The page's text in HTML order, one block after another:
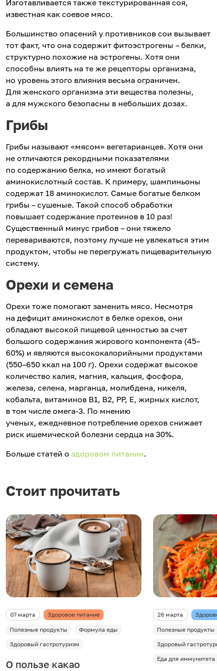
Изготавливается также текстурированная соя,
известная как соевое мясо.
Большинство опасений у противников сои вызывает
тот факт, что она содержит фитоэстрогены – белки,
структурно похожие на эстрогены. Хотя они
способны влиять на те же рецепторы организма,
но уровень этого влияния весьма ограничен.
Для женского организма эти вещества полезны,
а для мужского безопасны в небольших дозах.
Грибы
Грибы называют «мясом» вегетарианцев. Хотя они
не отличаются рекордными показателями
по содержанию белка, но имеют богатый
аминокислотный состав. К примеру, шампиньоны
содержат 18 аминокислот. Самые богатые белком
грибы – сушеные. Такой способ обработки
повышает содержание протеинов в 10 раз!
Существенный минус грибов – они тяжело
перевариваются, поэтому лучше не увлекаться этим
продуктом, чтобы не перегружать пищеварительную
систему.
Орехи и семена
Орехи тоже помогают заменить мясо. Несмотря
на дефицит аминокислот в белке орехов, они
обладают высокой пищевой ценностью за счет
большого содержания жирового компонента (45–
60%) и являются высококалорийными продуктами
(550–650 ккал на 100 г). Орехи содержат высокое
количество калия, магния, кальция, фосфора,
железа, селена, марганца, молибдена, никеля,
кобальта, витаминов В1, В2, РР, Е, жирных кислот,
в том числе омега-3. По мнению
ученых, ежедневное потребление орехов снижает
риск ишемической болезни сердца на 30%.
Больше статей о здоровом питании.
Стоит прочитать
07 марта Здоровое питание
Полезные продукты
Формула еды
Здоровый гастротуризм
О пользе какао
26 марта
Полезные продукты
Здоровый
Еда для иммунитета